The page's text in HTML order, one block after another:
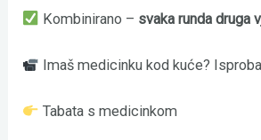
Kombinirano – svaka runda druga
Imaš medicinku kod kuće?
Tabata s medicinkom